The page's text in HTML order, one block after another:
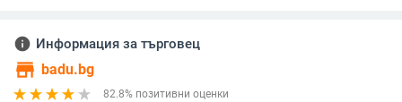
info Информация за търговец
store badu.bg
82.8% позитивни оценки